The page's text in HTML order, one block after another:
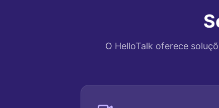
O HelloTalk oferece